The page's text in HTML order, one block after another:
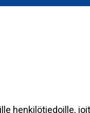
henkilötiedoille,